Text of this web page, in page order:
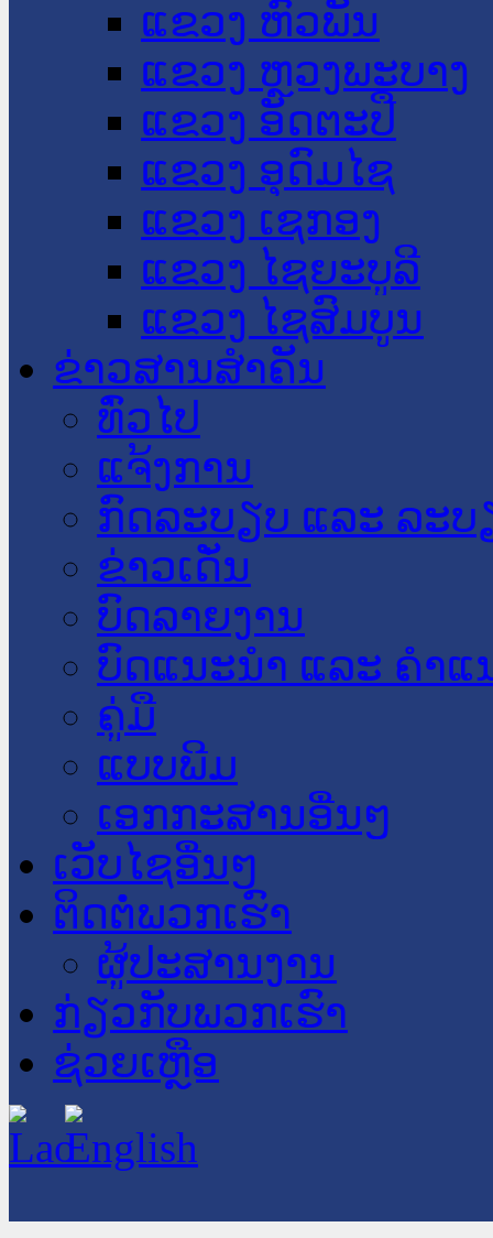
ແຂວງ ຫົວພັນ
ແຂວງ ຫຼວງພະບາງ
ແຂວງ ອັດຕະປື
ແຂວງ ອຸດົມໄຊ
ແຂວງ ເຊກອງ
ແຂວງ ໄຊຍະບູລີ
ແຂວງ ໄຊສົມບູນ
ຂ່າວສານສໍາຄັນ
​ທົ່ວ​ໄປ
ແຈ້ງການ
ກົດລະບຽບ ແລະ ລະບ
ຂ່າວເດັ່ນ
ບົດລາຍງານ
ບົດແນະນໍາ ແລະ ຄໍາແ
ຄູ່ມື
ແບບພີມ
ເອກກະສານອື່ນໆ
ເວັບໄຊອື່ນໆ
ຕິດຕໍ່ພວກເຮົາ
ຜູ້ປະສານງານ
ກ່ຽວກັບພວກເຮົາ
ຊ່ວຍເຫຼືອ